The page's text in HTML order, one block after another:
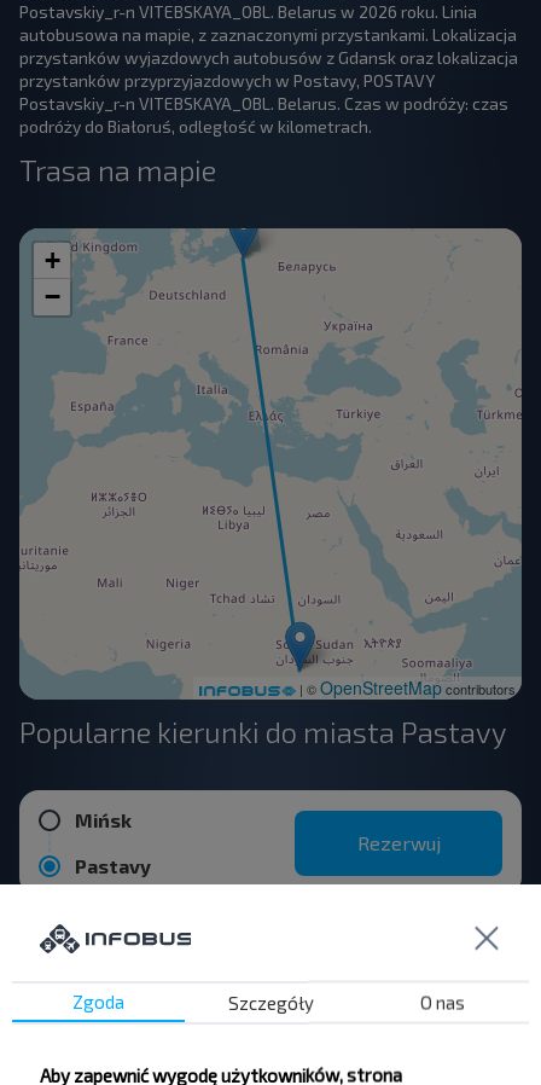
Postavskiy_r-n VITEBSKAYA_OBL. Belarus w 2026 roku. Linia
autobusowa na mapie, z zaznaczonymi przystankami. Lokalizacja
przystanków wyjazdowych autobusów z Gdansk oraz lokalizacja
przystanków przyprzyjazdowych w Postavy, POSTAVY
Postavskiy_r-n VITEBSKAYA_OBL. Belarus. Czas w podróży: czas
podróży do Białoruś, odległość w kilometrach.
Trasa na mapie
+
−
| ©OpenStreetMapcontributors
Popularne kierunki do miasta Pastavy
Mińsk
Pastavy
Rezerwuj
Rezerwuj
Zgoda Szczegóły O nas
Aby zapewnić wygodę użytkowników, strona